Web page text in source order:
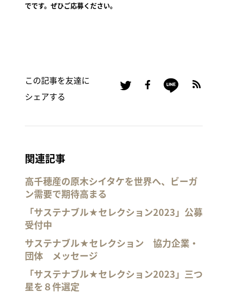
でです。ぜひご応募ください。
この記事を友達に
シェアする
関連記事
高千穂産の原木シイタケを世界へ、ビーガ
ン需要で期待高まる
「サステナブル★セレクション2023」公募
受付中
サステナブル★セレクション 協力企業・
団体 メッセージ
「サステナブル★セレクション2023」三つ
星を８件選定